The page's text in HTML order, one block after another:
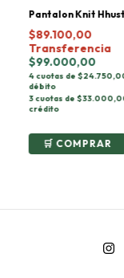
Pantalon Knit
$89.100,00
Transferencia
$99.000,00
4 cuotas de
débito
3 cuotas de
crédito
COMPRAR